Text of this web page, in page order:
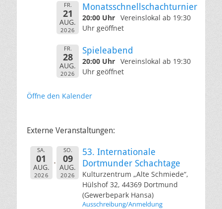
FR.
21
AUG.
2026
Monatsschnellschachturnier
20:00 Uhr Vereinslokal ab 19:30
Uhr geöffnet
FR.
28
AUG.
2026
Spieleabend
20:00 Uhr Vereinslokal ab 19:30
Uhr geöffnet
Öffne den Kalender
Externe Veranstaltungen:
SA.
01
AUG.
2026
SO.
09
AUG.
2026
53. Internationale
Dortmunder Schachtage
Kulturzentrum „Alte Schmiede“,
Hülshof 32, 44369 Dortmund
(Gewerbepark Hansa)
Ausschreibung/Anmeldung